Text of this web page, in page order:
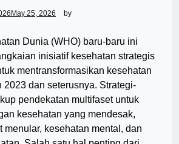
May 25, 2026 by
Dunia (WHO) baru-baru ini
inisiatif kesehatan strategis
mentransformasikan kesehatan
2023 dan seterusnya. Strategi-
pendekatan multifaset untuk
kesehatan yang mendesak,
menular, kesehatan mental, dan